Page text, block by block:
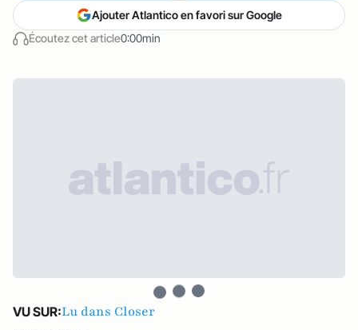
Écoutez cet article0:00min
Ajouter Atlantico en favori sur Google
VU SUR:Lu dans Closer